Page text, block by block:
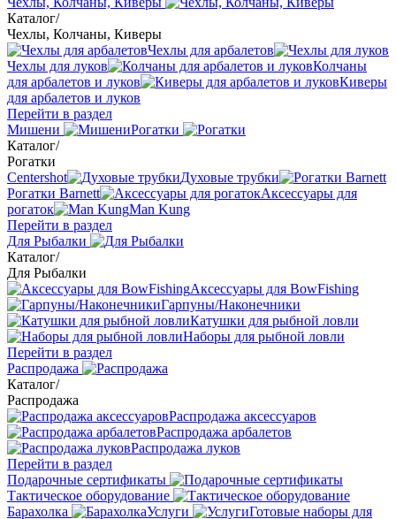
Каталог/
Чехлы, Колчаны, Киверы
Чехлы для арбалетов
Чехлы для луков
Колчаны
для арбалетов и луков
Киверы
для арбалетов и луков
Перейти в раздел
Мишени
Рогатки
Каталог/
Рогатки
Centershot
Духовые трубки
Рогатки Barnett
Аксессуары для
рогаток
Man Kung
Перейти в раздел
Для Рыбалки
Каталог/
Для Рыбалки
Аксессуары для BowFishing
Гарпуны/Наконечники
Катушки для рыбной ловли
Наборы для рыбной ловли
Перейти в раздел
Распродажа
Каталог/
Распродажа
Распродажа аксессуаров
Распродажа арбалетов
Распродажа луков
Перейти в раздел
Подарочные сертификаты
Тактическое оборудование
Барахолка
Услуги
Готовые наборы для